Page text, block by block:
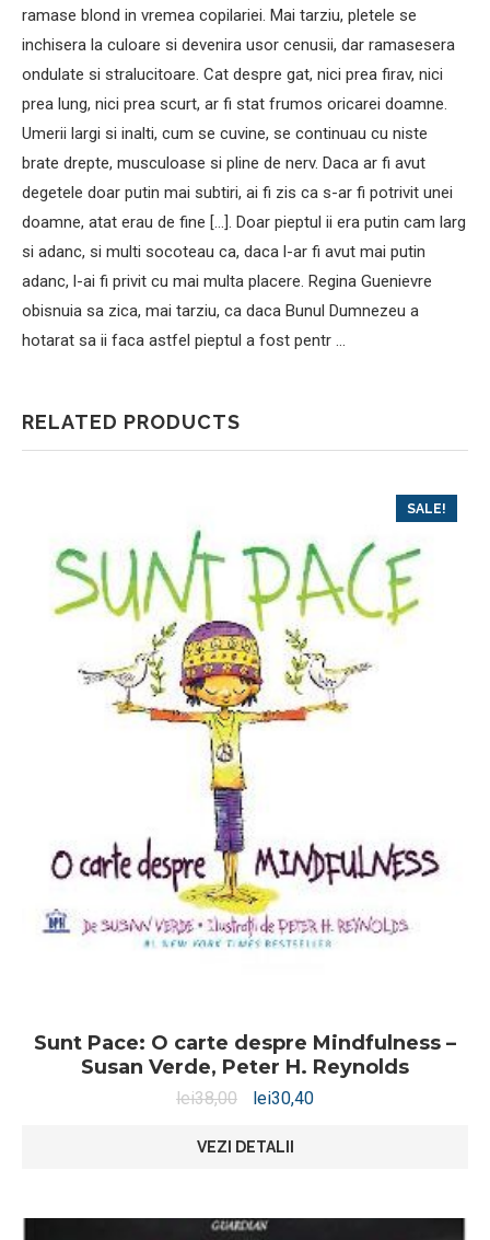
ramase blond in vremea copilariei. Mai tarziu, pletele se
inchisera la culoare si devenira usor cenusii, dar ramasesera
ondulate si stralucitoare. Cat despre gat, nici prea firav, nici
prea lung, nici prea scurt, ar fi stat frumos oricarei doamne.
Umerii largi si inalti, cum se cuvine, se continuau cu niste
brate drepte, musculoase si pline de nerv. Daca ar fi avut
degetele doar putin mai subtiri, ai fi zis ca s-ar fi potrivit unei
doamne, atat erau de fine […]. Doar pieptul ii era putin cam larg
si adanc, si multi socoteau ca, daca l-ar fi avut mai putin
adanc, l-ai fi privit cu mai multa placere. Regina Guenievre
obisnuia sa zica, mai tarziu, ca daca Bunul Dumnezeu a
hotarat sa ii faca astfel pieptul a fost pentr …
RELATED PRODUCTS
SALE!
Sunt Pace: O carte despre Mindfulness –
Susan Verde, Peter H. Reynolds
lei38,00 lei30,40
VEZI DETALII